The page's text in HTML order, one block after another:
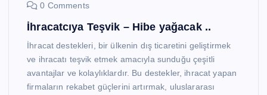
0 Comments
İhracatcıya Teşvik – Hibe yağacak ..
İhracat destekleri, bir ülkenin dış ticaretini geliştirmek
ve ihracatı teşvik etmek amacıyla sunduğu çeşitli
avantajlar ve kolaylıklardır. Bu destekler, ihracat yapan
firmaların rekabet güçlerini artırmak, uluslararası